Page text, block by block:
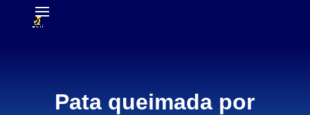
Pata queimada por